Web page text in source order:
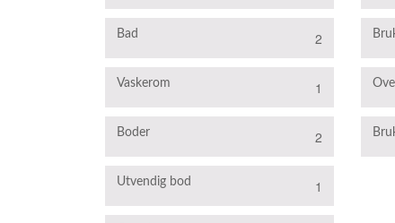
Bad 2
Vaskerom 1
Boder 2
Utvendig bod 1